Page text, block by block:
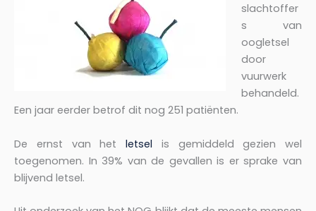
slachtoffer
s van
oogletsel
door
vuurwerk
behandeld.
Een jaar eerder betrof dit nog 251 patiënten.
De ernst van het letsel is gemiddeld gezien wel
toegenomen. In 39% van de gevallen is er sprake van
blijvend letsel.